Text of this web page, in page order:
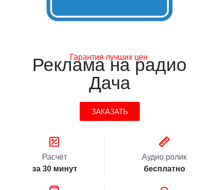
Гарантия лучших цен
Реклама на радио
Дача
ЗАКАЗАТЬ
Расчёт
за 30 минут
Аудио ролик
бесплатно